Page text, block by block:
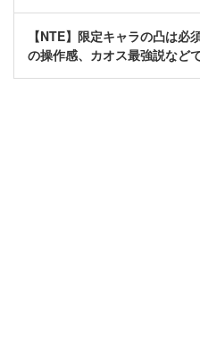
【NTE】限定キャラの凸は
の操作感、カオス最強説など